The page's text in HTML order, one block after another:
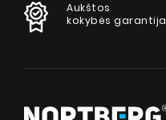
Aukštos
kokybės garantija